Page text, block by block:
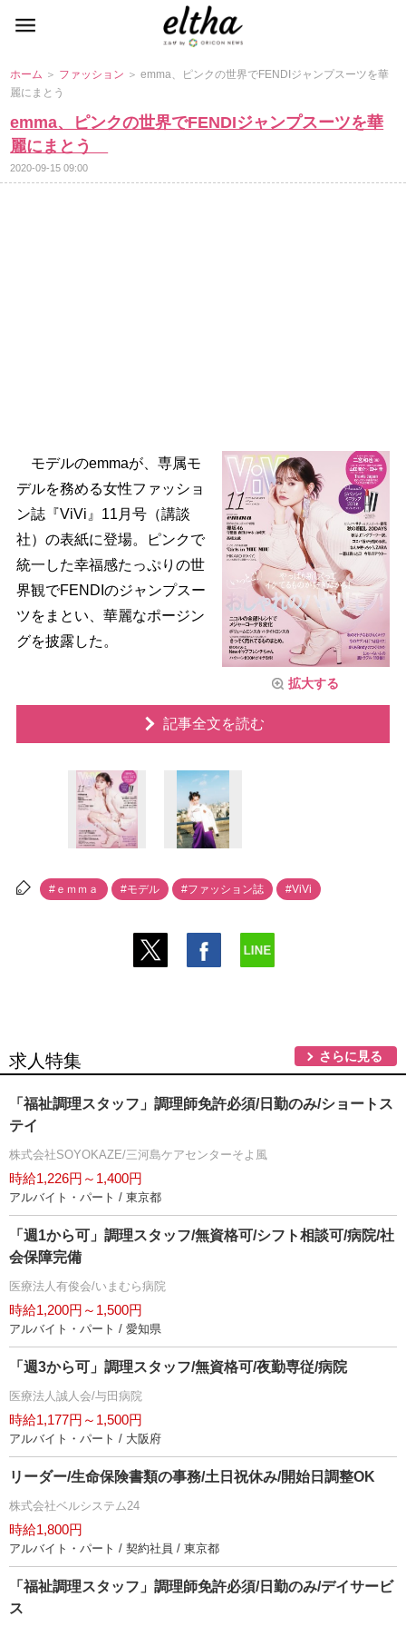
ホーム ＞ ファッション ＞ emma、ピンクの世界でFENDIジャンプスーツを華
麗にまとう
emma、ピンクの世界でFENDIジャンプスーツを華
麗にまとう
2020-09-15 09:00
拡大する
モデルのemmaが、専属モ
デルを務める女性ファッショ
ン誌『ViVi』11月号（講談
社）の表紙に登場。ピンクで
統一した幸福感たっぷりの世
界観でFENDIのジャンプスー
ツをまとい、華麗なポージン
グを披露した。
記事全文を読む
#ｅｍｍａ #モデル #ファッション誌 #ViVi
求人特集 さらに見る
「福祉調理スタッフ」調理師免許必須/日勤のみ/ショートス
テイ
株式会社SOYOKAZE/三河島ケアセンターそよ風
時給1,226円～1,400円
アルバイト・パート / 東京都
「週1から可」調理スタッフ/無資格可/シフト相談可/病院/社
会保障完備
医療法人有俊会/いまむら病院
時給1,200円～1,500円
アルバイト・パート / 愛知県
「週3から可」調理スタッフ/無資格可/夜勤専従/病院
医療法人誠人会/与田病院
時給1,177円～1,500円
アルバイト・パート / 大阪府
リーダー/生命保険書類の事務/土日祝休み/開始日調整OK
株式会社ベルシステム24
時給1,800円
アルバイト・パート / 契約社員 / 東京都
「福祉調理スタッフ」調理師免許必須/日勤のみ/デイサービ
ス